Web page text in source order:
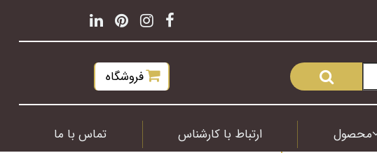
فروشگاه
محصول ارتباط با کارشناس تماس با ما